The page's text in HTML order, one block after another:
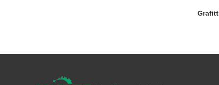
Grafitt